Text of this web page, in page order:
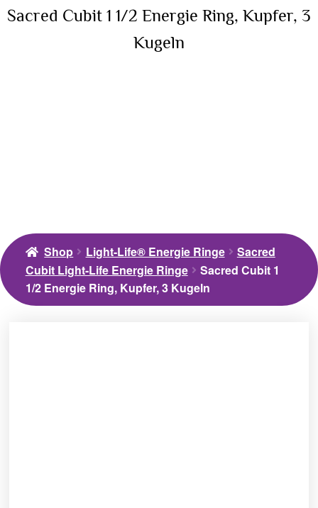
Sacred Cubit 1 1/2 Energie Ring, Kupfer, 3
Kugeln
Shop Light-Life® Energie Ringe
Sacred
Cubit Light-Life Energie Ringe
Sacred Cubit 1
1/2 Energie Ring, Kupfer, 3 Kugeln